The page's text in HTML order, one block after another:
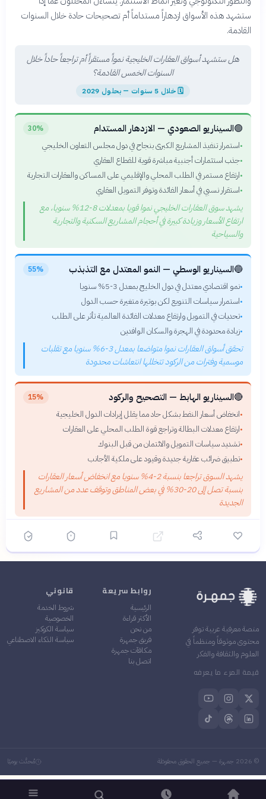
ستشهد هذه الأسواق ازدهاراً مستداماً أم تصحيحات حادة خلال السنوات
القادمة.
هل ستشهد أسواق العقارات الخليجية نمواً مستقراً أم تراجعاً حاداً خلال
السنوات الخمس القادمة؟
🗓خلال 5 سنوات — بحلول 2029
🟢السيناريو الصعودي — الازدهار المستدام 30%
•استمرار تنفيذ المشاريع الكبرى بنجاح في دول مجلس التعاون الخليجي
•جذب استثمارات أجنبية مباشرة قوية للقطاع العقاري
•ارتفاع مستمر في الطلب المحلي والإقليمي على المساكن والعقارات التجارية
•استقرار نسبي في أسعار الفائدة وتوفر التمويل العقاري
يشهد سوق العقارات الخليجي نموا قويا بمعدلات 8-12% سنويا، مع
ارتفاع الأسعار وزيادة كبيرة في أحجام المشاريع السكنية والتجارية
والسياحية
🔵السيناريو الوسطي — النمو المعتدل مع التذبذب 55%
•نمو اقتصادي معتدل في دول الخليج بمعدل 3-5% سنويا
•استمرار سياسات التنويع لكن بوتيرة متغيرة حسب الدول
•تحديات في التمويل وارتفاع معدلات الفائدة العالمية تأثر على الطلب
•زيادة محدودة في الهجرة والسكان الوافدين
تحقق أسواق العقارات نموا متواضعا بمعدل 3-6% سنويا مع تقلبات
موسمية وفترات من الركود تتخللها انتعاشات محدودة
🔴السيناريو الهابط — التصحيح والركود 15%
•انخفاض أسعار النفط بشكل حاد مما يقلل إيرادات الدول الخليجية
•ارتفاع معدلات البطالة وتراجع قوة الطلب المحلي على العقارات
•تشديد سياسات التمويل والائتمان من قبل البنوك
•تطبيق ضرائب عقارية جديدة وقيود على ملكية الأجانب
يشهد السوق تراجعا بنسبة 2-4% سنويا مع انخفاض أسعار العقارات
بنسبة تصل إلى 20-30% في بعض المناطق وتوقف عدد من المشاريع
الجديدة
منصة معرفية عربية توفر
محتوى موثوقاً ومنظماً في
العلوم والثقافة والفكر
قيمة المرء ما يعرفه
روابط سريعة
الرئيسية
الأكثر قراءة
من نحن
فريق جمهرة
مكافآت جمهرة
اتصل بنا
قانوني
شروط الخدمة
الخصوصية
سياسة الكوكيز
سياسة الذكاء الاصطناعي
©
2026 جمهرة — جميع الحقوق محفوظة مُحدَّث يوميًا